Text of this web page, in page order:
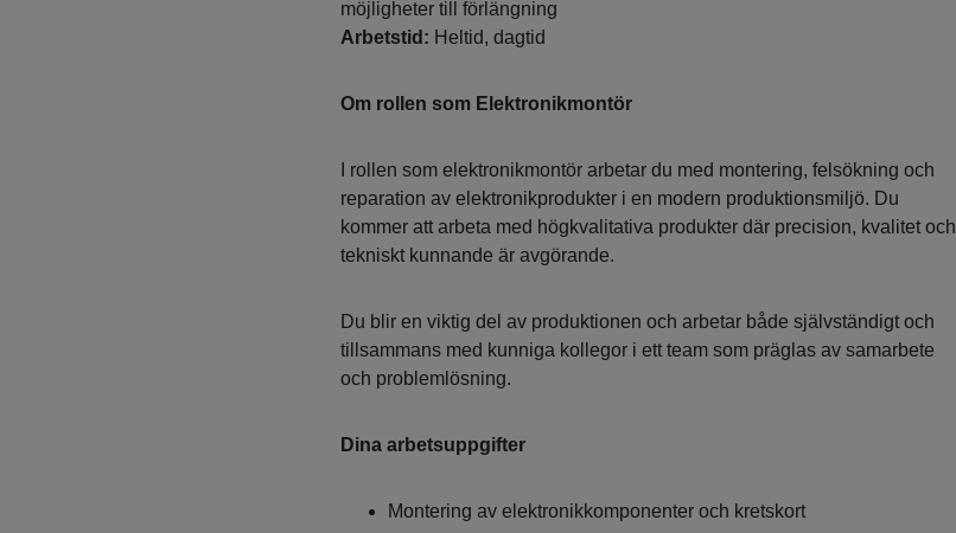
möjligheter till förlängning
Arbetstid: Heltid, dagtid
Om rollen som Elektronikmontör
I rollen som elektronikmontör arbetar du med montering, felsökning och
reparation av elektronikprodukter i en modern produktionsmiljö. Du
kommer att arbeta med högkvalitativa produkter där precision, kvalitet och
tekniskt kunnande är avgörande.
Du blir en viktig del av produktionen och arbetar både självständigt och
tillsammans med kunniga kollegor i ett team som präglas av samarbete
och problemlösning.
Dina arbetsuppgifter
Montering av elektronikkomponenter och kretskort